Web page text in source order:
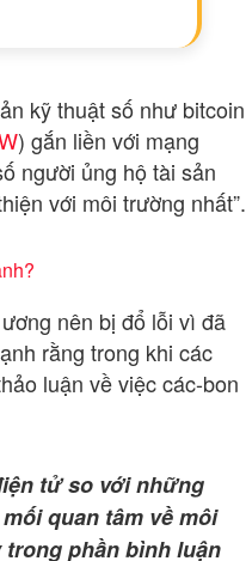
kỹ thuật số như bitcoin
) gắn liền với mạng
người ủng hộ tài sản
với môi trường nhất”.
nên bị đổ lỗi vì đã
rằng trong khi các
luận về việc các-bon
tử so với những
quan tâm về môi
phần bình luận